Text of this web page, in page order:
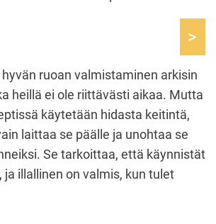
>
ruoan valmistaminen arkisin
heillä ei ole riittävästi aikaa. Mutta
käytetään hidasta keitintä,
laittaa se päälle ja unohtaa se
Se tarkoittaa, että käynnistät
ja illallinen on valmis, kun tulet